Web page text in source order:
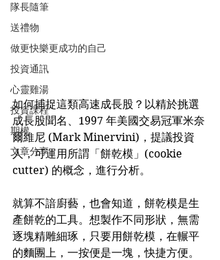
隊長隨筆
送禮物
做更快樂更成功的自己
投資通訊
心靈雞湯
投資課程
期權
文章分享
如何捕捉這類高速成長股？以精於挑選
成長股聞名、1997 年美國交易冠軍米奈
爾維尼 (Mark Minervini)，提議投資
人，可運用所謂「餅乾模」(cookie
cutter) 的概念，進行分析。
就算不諳廚藝，也會知道，餅乾模是生
產餅乾的工具。想製作不同形狀，無需
逐塊精雕細琢，只要用餅乾模，在輾平
的麵團上，一按便是一塊，快捷方便。